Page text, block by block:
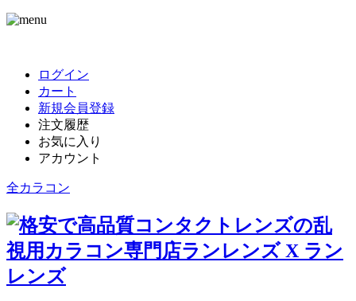
ログイン
カート
新規会員登録
注文履歴
お気に入り
アカウント
全カラコン